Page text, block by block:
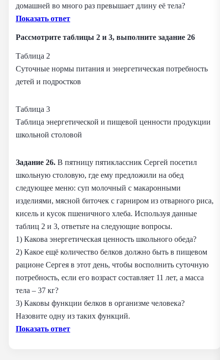
домашней во много раз превышает длину её тела?
Показать ответ
Рассмотрите таблицы 2 и 3, выполните задание 26
Таблица 2
Суточные нормы питания и энергетическая потребность
детей и подростков
Таблица 3
Таблица энергетической и пищевой ценности продукции
школьной столовой
Задание 26. В пятницу пятиклассник Сергей посетил
школьную столовую, где ему предложили на обед
следующее меню: суп молочный с макаронными
изделиями, мясной биточек с гарниром из отварного риса,
кисель и кусок пшеничного хлеба. Используя данные
таблиц 2 и 3, ответьте на следующие вопросы.
1) Какова энергетическая ценность школьного обеда?
2) Какое ещё количество белков должно быть в пищевом
рационе Сергея в этот день, чтобы восполнить суточную
потребность, если его возраст составляет 11 лет, а масса
тела – 37 кг?
3) Каковы функции белков в организме человека?
Назовите одну из таких функций.
Показать ответ